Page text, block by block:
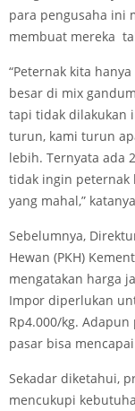
para pengusaha ini
membuat mereka
“Peternak kita
besar di mix
tapi tidak dilakukan
turun, kami turun
lebih. Ternyata ada
tidak ingin peternak
yang mahal,”
Sebelumnya,
Hewan (PKH)
mengatakan harga
Impor diperlukan
Rp4.000/kg.
pasar bisa
Sekadar diketahui,
mencukupi